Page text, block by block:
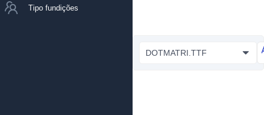
Tipo fundições
DOTMATRI.TTF